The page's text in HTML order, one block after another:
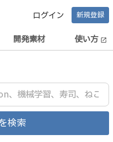
ログイン 新規登録
開発素材 使い方 open_in_new
検索